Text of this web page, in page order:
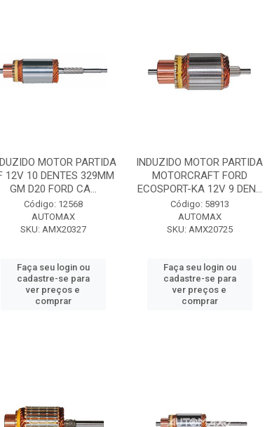
MOTOR PARTIDA
12V 10 DENTES 329MM
GM D20 FORD CA...
Código: 12568
AUTOMAX
SKU: AMX20327
Faça seu login ou
cadastre-se para
ver preços e
comprar
INDUZIDO MOTOR PARTIDA
MOTORCRAFT FORD
ECOSPORT-KA 12V 9 DEN...
Código: 58913
AUTOMAX
SKU: AMX20725
Faça seu login ou
cadastre-se para
ver preços e
comprar